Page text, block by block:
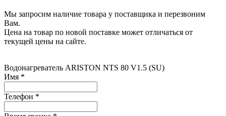
Мы запросим наличие товара у поставщика и перезвоним
Вам.
Цена на товар по новой поставке может отличаться от
текущей цены на сайте.
Водонагреватель ARISTON NTS 80 V1.5 (SU)
Имя *
Телефон *